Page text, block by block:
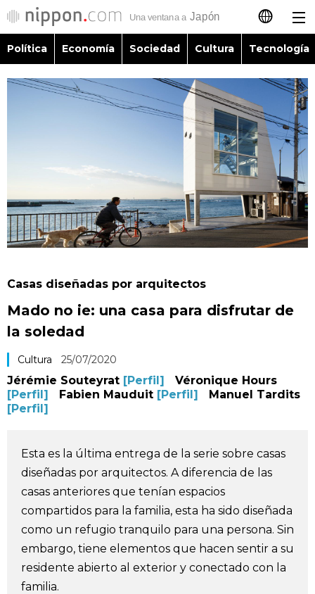
日本語
English
简体字
繁體字
Français
العربية
Sociedad
Vida
Guía de Japón
Vídeos e imágenes
En profundidad
Más
Noticias
Datos de Japón
official SNS
Política Economía Sociedad Cultura Tecnología
Casas diseñadas por arquitectos
Mado no ie: una casa para disfrutar de
la soledad
Cultura 25/07/2020
Jérémie Souteyrat [Perfil]
Véronique Hours
[Perfil]
Fabien Mauduit [Perfil]
Manuel Tardits
[Perfil]
Esta es la última entrega de la serie sobre casas
diseñadas por arquitectos. A diferencia de las
casas anteriores que tenían espacios
compartidos para la familia, esta ha sido diseñada
como un refugio tranquilo para una persona. Sin
embargo, tiene elementos que hacen sentir a su
residente abierto al exterior y conectado con la
familia.